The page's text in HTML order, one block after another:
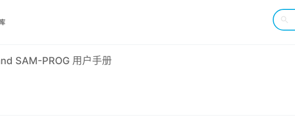
SAM-PROG 用户手册